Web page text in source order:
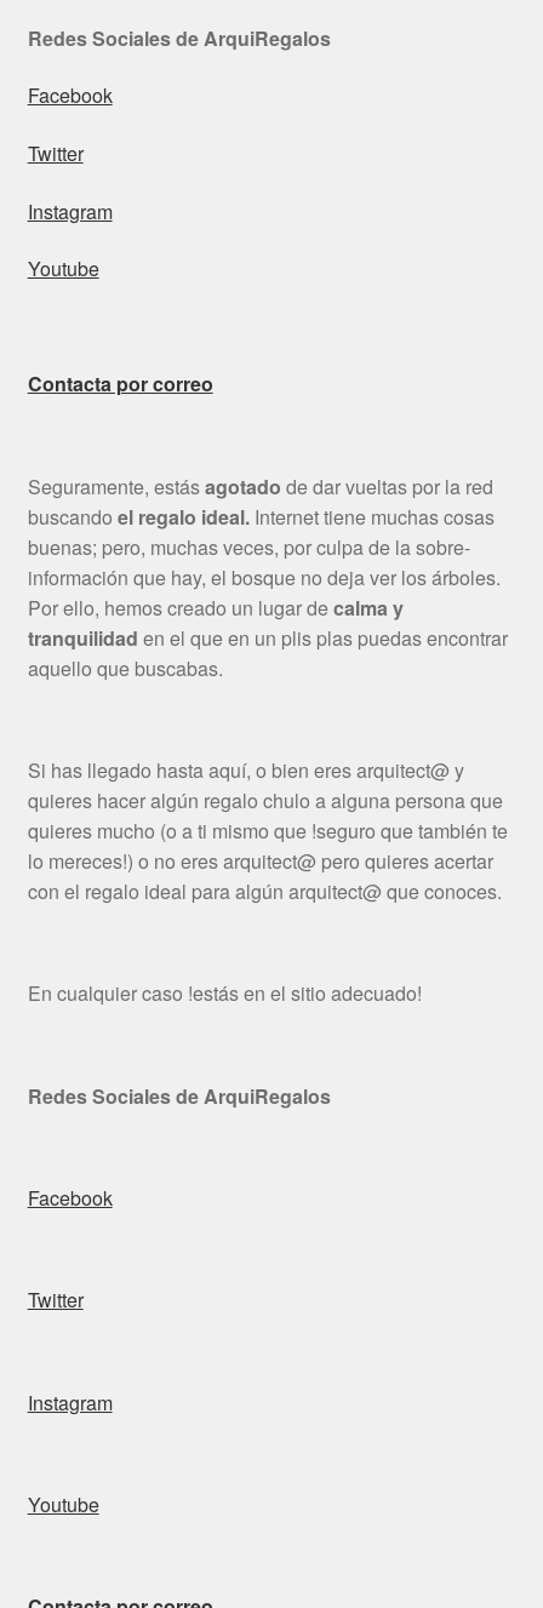
Redes Sociales de ArquiRegalos
Facebook
Twitter
Instagram
Youtube
Contacta por correo
Seguramente, estásagotado de dar vueltas por la red
buscando el regalo ideal.Internet tiene muchas cosas
buenas; pero, muchas veces, por culpa de la sobre-
información que hay, el bosque no deja ver los árboles.
Por ello, hemos creado un lugar decalma y
tranquilidad en el que en un plis plas puedas encontrar
aquello que buscabas.
Si has llegado hasta aquí, o bien eres arquitect@ y
quieres hacer algún regalo chulo a alguna persona que
quieres mucho (o a ti mismo que !seguro que también te
lo mereces!) o no eres arquitect@ pero quieres acertar
con el regalo ideal para algún arquitect@ que conoces.
En cualquier caso !estás en el sitio adecuado!
Redes Sociales de ArquiRegalos
Facebook
Twitter
Instagram
Youtube